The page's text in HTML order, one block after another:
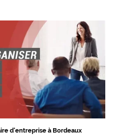
d’entreprise à Bordeaux